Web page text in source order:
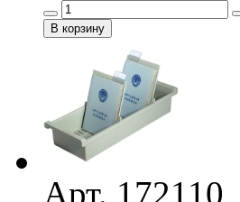
Арт. 172110